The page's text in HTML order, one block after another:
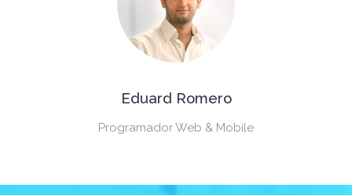
Eduard Romero
Programador Web & Mobile